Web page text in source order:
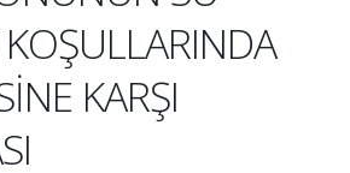
KARŞI